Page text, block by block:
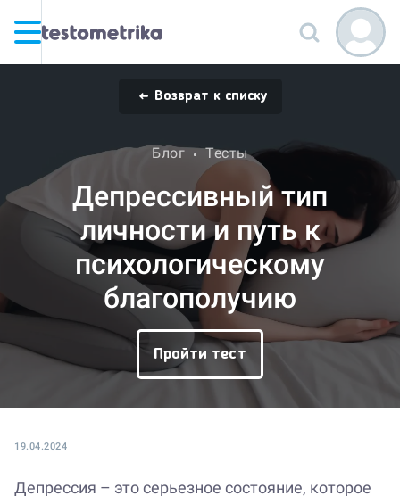
Возврат к списку
Блог Тесты
Депрессивный тип
личности и путь к
психологическому
благополучию
Пройти тест
19.04.2024
Депрессия – это серьезное состояние, которое